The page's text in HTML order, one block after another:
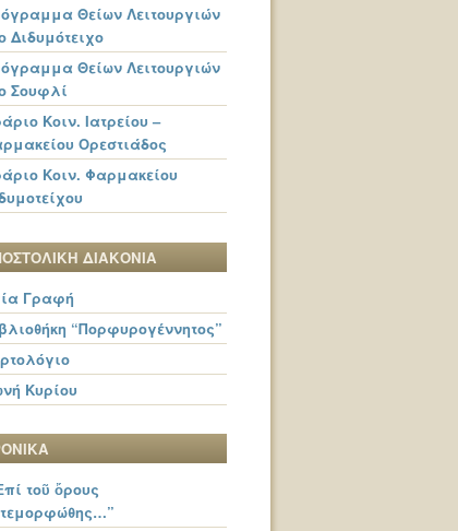
Θείων Λειτουργιών
Διδυμότειχο
Θείων Λειτουργιών
Σουφλί
Κοιν. Ιατρείου –
Ορεστιάδος
Κοιν. Φαρμακείου
ΔΙΑΚΟΝΙΑ
Γραφή
“Πορφυρογέννητος”
Κυρίου
τοῦ ὄρους